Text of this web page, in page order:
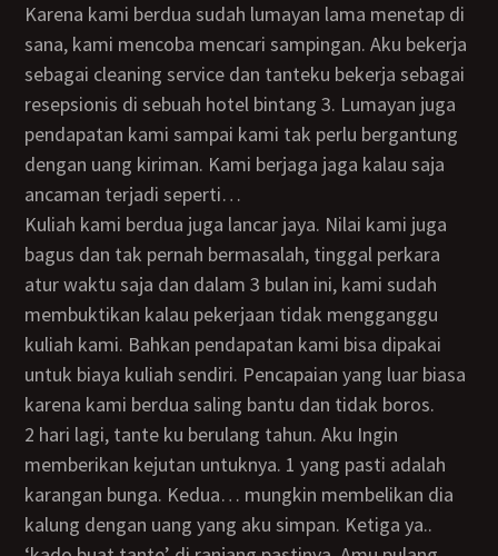
Karena kami berdua sudah lumayan lama menetap di
sana, kami mencoba mencari sampingan. Aku bekerja
sebagai cleaning service dan tanteku bekerja sebagai
resepsionis di sebuah hotel bintang 3. Lumayan juga
pendapatan kami sampai kami tak perlu bergantung
dengan uang kiriman. Kami berjaga jaga kalau saja
ancaman terjadi seperti…
Kuliah kami berdua juga lancar jaya. Nilai kami juga
bagus dan tak pernah bermasalah, tinggal perkara
atur waktu saja dan dalam 3 bulan ini, kami sudah
membuktikan kalau pekerjaan tidak mengganggu
kuliah kami. Bahkan pendapatan kami bisa dipakai
untuk biaya kuliah sendiri. Pencapaian yang luar biasa
karena kami berdua saling bantu dan tidak boros.
2 hari lagi, tante ku berulang tahun. Aku Ingin
memberikan kejutan untuknya. 1 yang pasti adalah
karangan bunga. Kedua… mungkin membelikan dia
kalung dengan uang yang aku simpan. Ketiga ya..